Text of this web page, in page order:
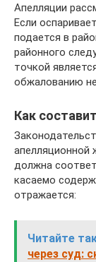
Апелляции
Если
подается в
районного
точкой
обжалованию
Как
апелляционной
должна
касаемо
отражается:
Читайте
через суд: